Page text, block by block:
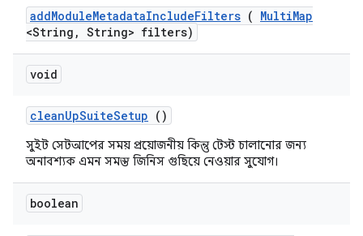
addModuleMetadataIncludeFilters ( MultiMap
<String , String> filters)
void
cleanUpSuiteSetup ()
সুইট সেটআপের সময় প্রয়োজনীয় কিন্তু টেস্ট চালানোর জন্য
অনাবশ্যক এমন সমস্ত জিনিস গুছিয়ে নেওয়ার সুযোগ।
boolean